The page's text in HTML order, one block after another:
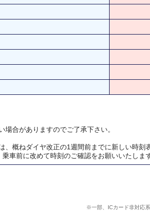
合がありますのでご了承下さい。
、概ねダイヤ改正の1週間前までに新しい時刻
車前に改めて時刻のご確認をお願いいたします
※一部、ICカード非対応